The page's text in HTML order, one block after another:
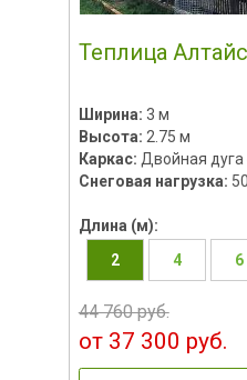
Теплица
Ширина: 3 м
Высота: 2.75 м
Каркас: Двойная
Снеговая нагрузка:
Длина (м):
2
4 6
44 760 руб.
от 37 300 руб.